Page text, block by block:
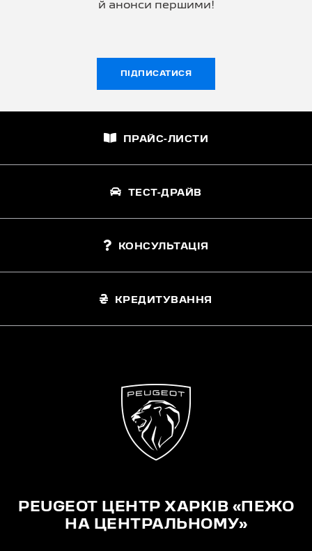
й анонси першими!
ПІДПИСАТИСЯ
ПРАЙС-ЛИСТИ
ТЕСТ-ДРАЙВ
КОНСУЛЬТАЦІЯ
КРЕДИТУВАННЯ
PEUGEOT ЦЕНТР ХАРКІВ «ПЕЖО
НА ЦЕНТРАЛЬНОМУ»